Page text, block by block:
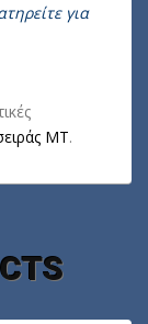
για
ΜΤ.